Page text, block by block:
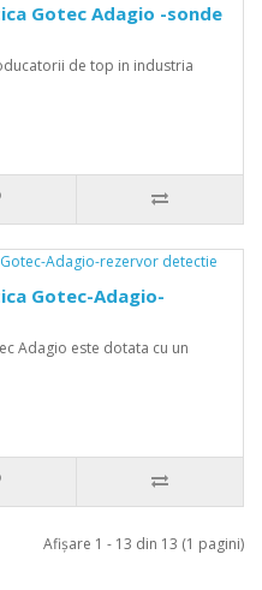
Gotec Adagio -sonde
de top in industria
Gotec-Adagio-
Adagio este dotata cu un
Afişare 1 - 13 din 13 (1 pagini)